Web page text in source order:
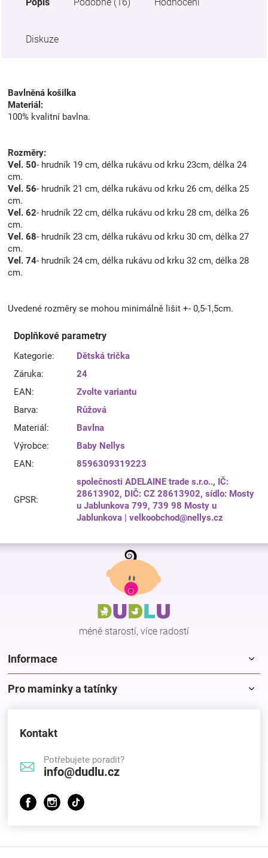
Diskuze
Bavlněná košilka
Materiál:
100% kvalitní bavlna.
Rozměry:
Vel. 50- hrudník 19 cm, délka rukávu od krku 23cm, délka 24
cm.
Vel. 56- hrudník 21 cm, délka rukávu od krku 26 cm, délka 25
cm.
Vel. 62- hrudník 22 cm, délka rukávu od krku 28 cm, délka 26
cm.
Vel. 68- hrudník 23 cm, délka rukávu od krku 30 cm, délka 27
cm.
Vel. 74- hrudník 24 cm, délka rukávu od krku 32 cm, délka 28
cm.
Uvedené rozměry se mohou minimálně lišit +- 0,5-1,5cm.
Doplňkové parametry
Kategorie:
Dětská trička
Záruka:
24
EAN:
Zvolte variantu
Barva:
Růžová
Materiál :
Bavlna
Výrobce:
Baby Nellys
EAN: 8596309319223
GPSR:
společnosti ADELAINE trade s.r.o.., IČ:
28613902, DIČ: CZ 28613902, sídlo: Mosty
u Jablunkova 799, 739 98 Mosty u
Jablunkova | velkoobchod@nellys.cz
Z
méně starostí, více radostí
Informace
Pro maminky a tatínky
Kontakt
Potřebujete poradit?
info@dudlu.cz